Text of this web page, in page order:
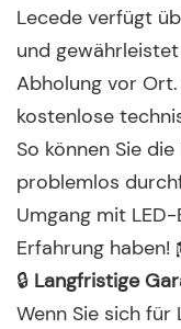
Lecede verfügt
und
Abholung vor
kostenlose
So können Sie
problemlos
Umgang mit
Erfahrung haben!
🔒 Langfristige
Wenn Sie sich für